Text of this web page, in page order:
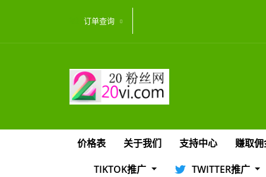
订单查询
价格表 关于我们 支持中心
赚取
TIKTOK推广
TWITTER推广